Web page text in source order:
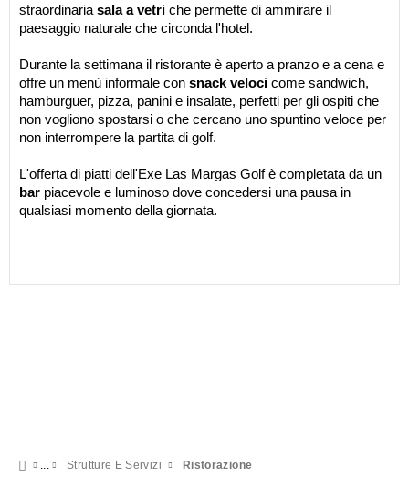
straordinaria sala a vetri che permette di ammirare il
paesaggio naturale che circonda l'hotel.
Durante la settimana il ristorante è aperto a pranzo e a cena e
offre un menù informale con snack veloci come sandwich,
hamburguer, pizza, panini e insalate, perfetti per gli ospiti che
non vogliono spostarsi o che cercano uno spuntino veloce per
non interrompere la partita di golf.
L'offerta di piatti dell'Exe Las Margas Golf è completata da un
bar piacevole e luminoso dove concedersi una pausa in
qualsiasi momento della giornata.
Strutture E Servizi Ristorazione